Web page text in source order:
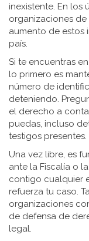
inexistente. En los
organizaciones
aumento de estos
país.
Si te encuentras
lo primero es
número de
deteniendo.
el derecho a
puedas, incluso
testigos presentes.
Una vez libre, es
ante la Fiscalía o
contigo cualquier
refuerza tu caso.
organizaciones
de defensa de
legal.